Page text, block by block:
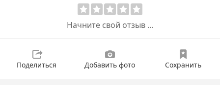
Начните свой отзыв ...
Поделиться Добавить фото Сохранить